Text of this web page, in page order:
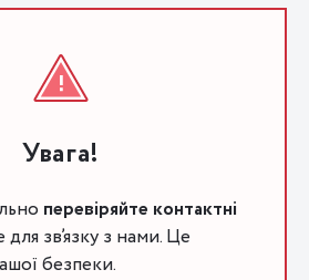
Увага!
перевіряйте контактні
для зв’язку з нами. Це
безпеки.